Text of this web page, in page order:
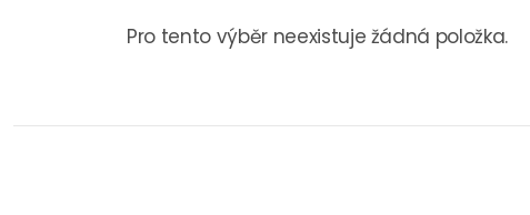
Pro tento výběr neexistuje žádná položka.